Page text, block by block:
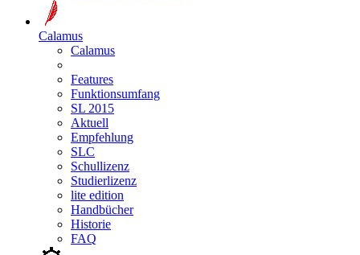
Calamus
Calamus
Features
Funktionsumfang
SL 2015
Aktuell
Empfehlung
SLC
Schullizenz
Studierlizenz
lite edition
Handbücher
Historie
FAQ